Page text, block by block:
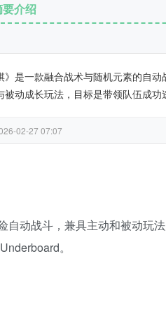
介绍
》是一款融合战术与随机元素的自
被动成长玩法，目标是带领队伍成
02-27 07:07
自动战斗，兼具主动和被动玩
。